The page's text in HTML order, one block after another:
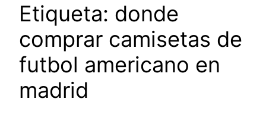
Etiqueta: donde
comprar camisetas de
futbol americano en
madrid